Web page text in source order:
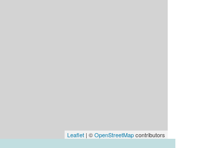
Leaflet | ©OpenStreetMapcontributors